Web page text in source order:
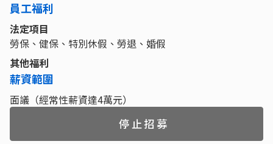
員工福利
法定項目
勞保、健保、特別休假、勞退、婚假
其他福利
薪資範圍
面議（經常性薪資達4萬元）
停止招募